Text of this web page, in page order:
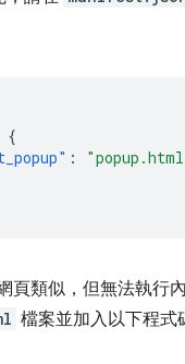
{
:
頁類似，但無法執行
檔案並加入以下程式